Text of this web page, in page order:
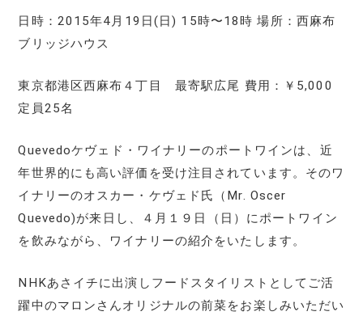
日時：2015年4月19日(日) 15時〜18時 場所：西麻布
ブリッジハウス
東京都港区西麻布４丁目 最寄駅広尾 費用：￥5,000
定員25名
Quevedoケヴェド・ワイナリーのポートワインは、近
年世界的にも高い評価を受け注目されています。そのワ
イナリーのオスカー・ケヴェド氏（Mr. Oscer
Quevedo)が来日し、４月１９日（日）にポートワイン
を飲みながら、ワイナリーの紹介をいたします。
NHKあさイチに出演しフードスタイリストとしてご活
躍中のマロンさんオリジナルの前菜をお楽しみいただい